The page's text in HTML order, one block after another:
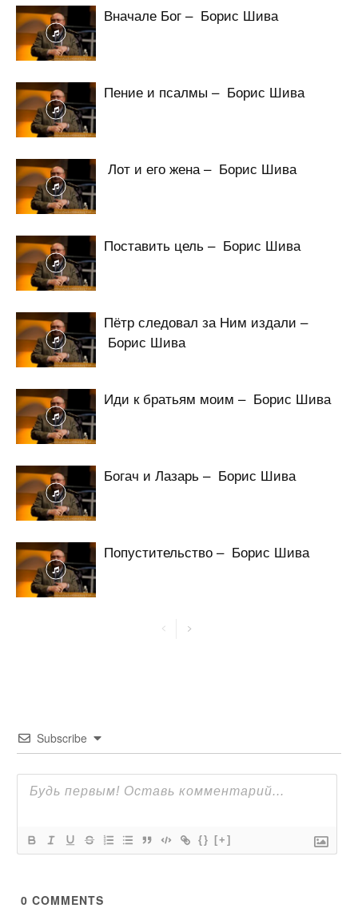
Вначале Бог – Борис Шива
Пение и псалмы – Борис Шива
Лот и его жена – Борис Шива
Поставить цель – Борис Шива
Пётр следовал за Ним издали –
Борис Шива
Иди к братьям моим – Борис Шива
Богач и Лазарь – Борис Шива
Попустительство – Борис Шива
Subscribe
{} [+]
0 COMMENTS